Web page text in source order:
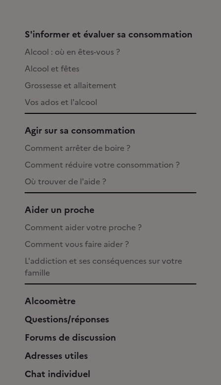
S'informer et évaluer sa consommation
Alcool : où en êtes-vous ?
Alcool et fêtes
Grossesse et allaitement
Vos ados et l'alcool
Agir sur sa consommation
Comment arrêter de boire ?
Comment réduire votre consommation ?
Où trouver de l'aide ?
Aider un proche
Comment aider votre proche ?
Comment vous faire aider ?
L'addiction et ses conséquences sur votre
famille
Alcoomètre
Questions/réponses
Forums de discussion
Adresses utiles
Chat individuel